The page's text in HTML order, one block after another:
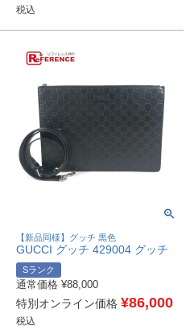
税込
【新品同様】グッチ 黒色
GUCCI グッチ 429004 グッチ
シマ GG ロゴ 斜め掛け カバン
2WAYバッグ クラッチバッグ シ
ョルダーバッグ シマレザー レ
ディース ブラック 新品同様
【中古】
Sランク
通常価格 ¥88,000
特別オンライン価格 ¥86,000
税込